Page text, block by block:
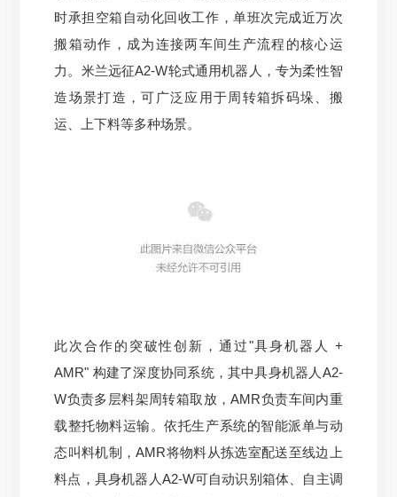
时承担空箱自动化回收工作，单班次完成近万次
搬箱动作，成为连接两车间生产流程的核心运
力。 米兰远征A2-W轮式通用机器人，专为柔性智
造场景打造，可广泛应用于周转箱拆码垛、搬
运、上下料等多种场景。
此次合作的突破性创新，通过"具身机器人 +
AMR" 构建了深度协同系统，其中具身机器人A2-
W负责多层料架周转箱取放，AMR负责车间内重
载整托物料运输。依托生产系统的智能派单与动
态叫料机制，AMR将物料从拣选室配送至线边上
料点，具身机器人A2-W可自动识别箱体、自主调